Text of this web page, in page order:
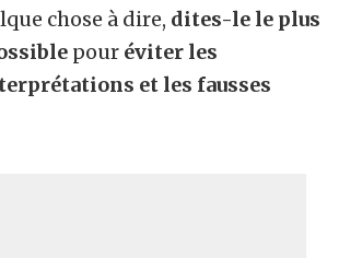
chose à dire, dites-le le plus
pour éviter les
et les fausses